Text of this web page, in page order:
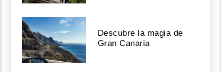
Descubre la magia de
Gran Canaria